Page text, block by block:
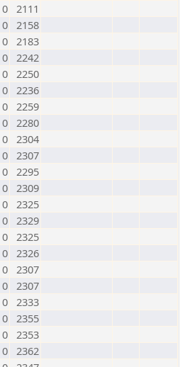
0 2111
0 2158
0 2183
0 2242
0 2250
0 2236
0 2259
0 2280
0 2304
0 2307
0 2295
0 2309
0 2325
0 2329
0 2325
0 2326
0 2307
0 2307
0 2333
0 2355
0 2353
0 2362